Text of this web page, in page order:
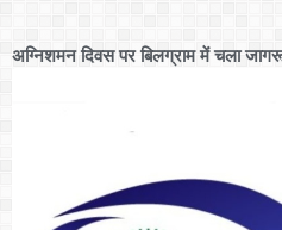
अग्निशमन दिवस पर बिलग्राम में चला